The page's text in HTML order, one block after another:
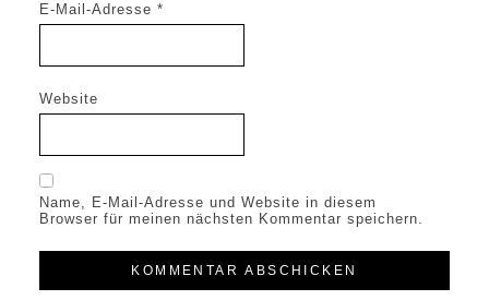
E-Mail-Adresse *
Website
Name, E-Mail-Adresse und Website in diesem
Browser für meinen nächsten Kommentar speichern.